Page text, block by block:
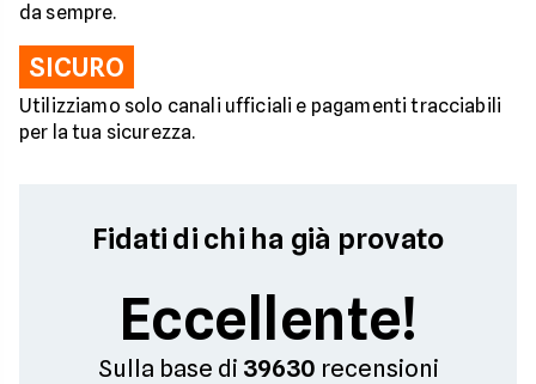
da sempre.
SICURO
Utilizziamo solo canali ufficiali e pagamenti tracciabili
per la tua sicurezza.
Fidati di chi ha già provato
Eccellente!
Sulla base di 39630 recensioni